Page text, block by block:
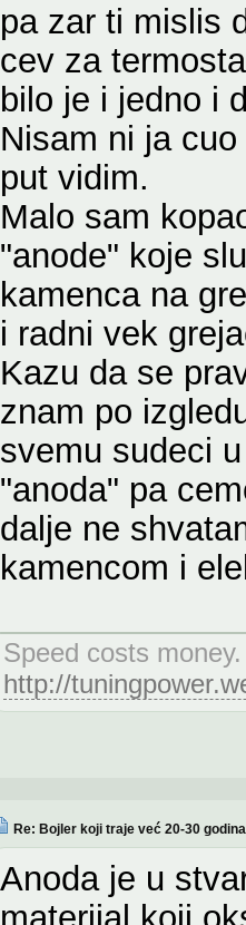
pa zar ti mislis
cev za
bilo je i jedno i
Nisam ni ja
put vidim.
Malo sam
"anode" koje
kamenca na
i radni vek
Kazu da se
znam po
svemu sudeci
"anoda" pa
dalje ne
kamencom i
Speed costs
http://
Re: Bojler koji traje već 20-30
Anoda je u
materijal koji